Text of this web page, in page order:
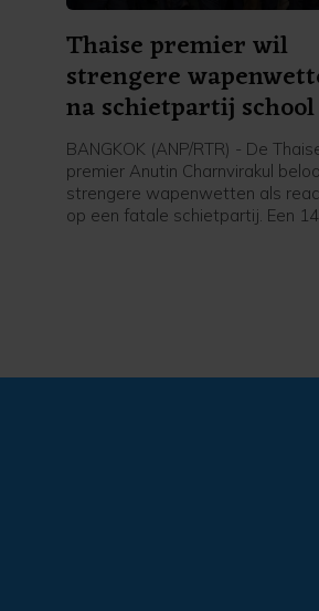
Thaise premier wil
strengere
na schietpartij school
BANGKOK (ANP/RTR) - De
premier Anutin Charnvirakul
strengere wapenwetten als
op een fatale schietpartij. Een